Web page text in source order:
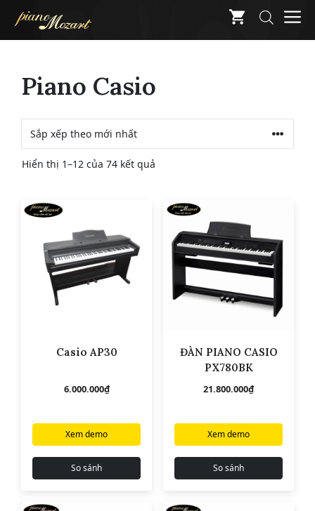
content
Piano Casio
Hiển thị 1–12 của 74 kết quả
theo
nhất
Casio AP30
6.000.000₫
Xem demo
So sánh
ĐÀN PIANO CASIO
PX780BK
21.800.000₫
Xem demo
So sánh